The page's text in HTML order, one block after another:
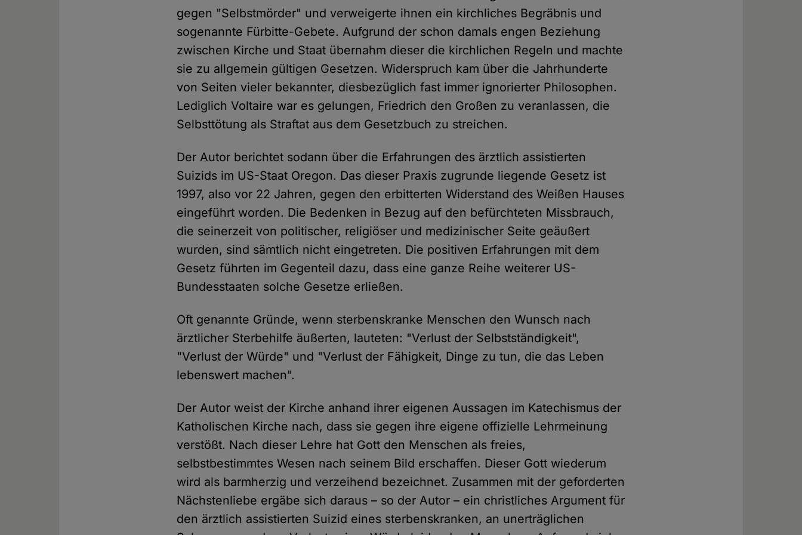
gegen "Selbstmörder" und verweigerte ihnen ein kirchliches Begräbnis und
sogenannte Fürbitte-Gebete. Aufgrund der schon damals engen Beziehung
zwischen Kirche und Staat übernahm dieser die kirchlichen Regeln und machte
sie zu allgemein gültigen Gesetzen. Widerspruch kam über die Jahrhunderte
von Seiten vieler bekannter, diesbezüglich fast immer ignorierter Philosophen.
Lediglich Voltaire war es gelungen, Friedrich den Großen zu veranlassen, die
Selbsttötung als Straftat aus dem Gesetzbuch zu streichen.
Der Autor berichtet sodann über die Erfahrungen des ärztlich assistierten
Suizids im US-Staat Oregon. Das dieser Praxis zugrunde liegende Gesetz ist
1997, also vor 22 Jahren, gegen den erbitterten Widerstand des Weißen Hauses
eingeführt worden. Die Bedenken in Bezug auf den befürchteten Missbrauch,
die seinerzeit von politischer, religiöser und medizinischer Seite geäußert
wurden, sind sämtlich nicht eingetreten. Die positiven Erfahrungen mit dem
Gesetz führten im Gegenteil dazu, dass eine ganze Reihe weiterer US-
Bundesstaaten solche Gesetze erließen.
Oft genannte Gründe, wenn sterbenskranke Menschen den Wunsch nach
ärztlicher Sterbehilfe äußerten, lauteten: "Verlust der Selbstständigkeit",
"Verlust der Würde" und "Verlust der Fähigkeit, Dinge zu tun, die das Leben
lebenswert machen".
Der Autor weist der Kirche anhand ihrer eigenen Aussagen im Katechismus der
Katholischen Kirche nach, dass sie gegen ihre eigene offizielle Lehrmeinung
verstößt. Nach dieser Lehre hat Gott den Menschen als freies,
selbstbestimmtes Wesen nach seinem Bild erschaffen. Dieser Gott wiederum
wird als barmherzig und verzeihend bezeichnet. Zusammen mit der geforderten
Nächstenliebe ergäbe sich daraus – so der Autor – ein christliches Argument für
den ärztlich assistierten Suizid eines sterbenskranken, an unerträglichen